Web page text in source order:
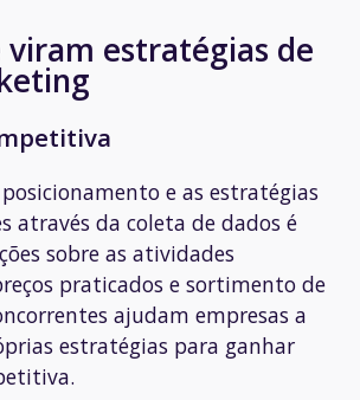
viram estratégias de
e as estratégias
através da coleta de dados é
sobre as atividades
praticados e sortimento de
ajudam empresas a
estratégias para ganhar